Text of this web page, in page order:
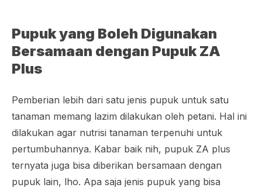
Pupuk yang Boleh Digunakan
Bersamaan dengan Pupuk ZA
Plus
Pemberian lebih dari satu jenis pupuk untuk satu
tanaman memang lazim dilakukan oleh petani. Hal ini
dilakukan agar nutrisi tanaman terpenuhi untuk
pertumbuhannya. Kabar baik nih, pupuk ZA plus
ternyata juga bisa diberikan bersamaan dengan
pupuk lain, lho. Apa saja jenis pupuk yang bisa